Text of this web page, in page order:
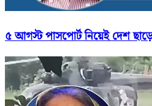
৫ আগস্ট পাসপোর্ট নিয়েই দেশ